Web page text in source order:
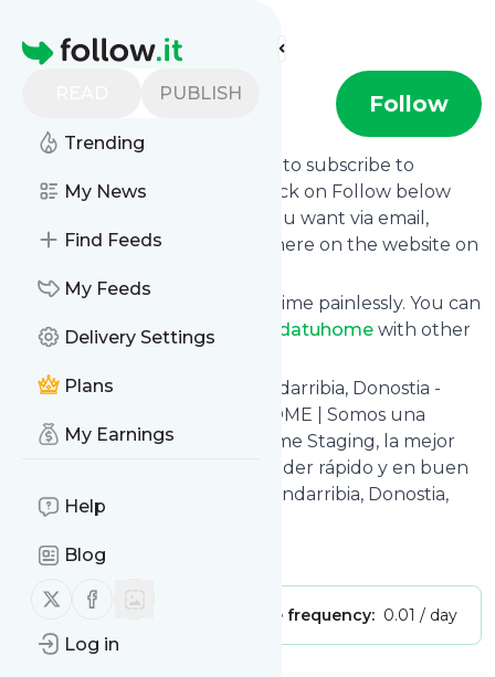
Homepage
PUBLISH
Trending
My News
Find Feeds
My Feeds
Delivery Settings
Plans
My Earnings
Help
Blog
Follow us on X (twitter)
Follow us on Facebook
Log in
Find more feeds
moldatuhome Follow
follow.it gives you an easy way to subscribe to
Moldatuhome's news feed! Click on Follow below
and we deliver the updates you want via email,
phone or you can read them here on the website on
You can also unsubscribe anytime painlessly. You can
even combine feeds from
Moldatuhome with other
Title: Inmobiliaria en Irun, Hondarribia, Donostia -
Home Staging - MOLDATU HOME | Somos una
inmobiliaria especialista en Home Staging, la mejor
técnica de marketing para vender rápido y en buen
precio. Trabajamos en Irun, Hondarribia, Donostia,
Oiartzun, Errenteria, Bera…
Is this your feed?
Publisher: Unclaimed! Message frequency: 0.01 / day